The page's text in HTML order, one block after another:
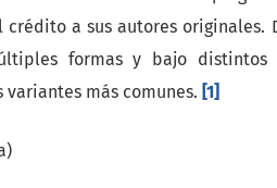
a sus autores originales.
formas y bajo distintos
más comunes. [1]